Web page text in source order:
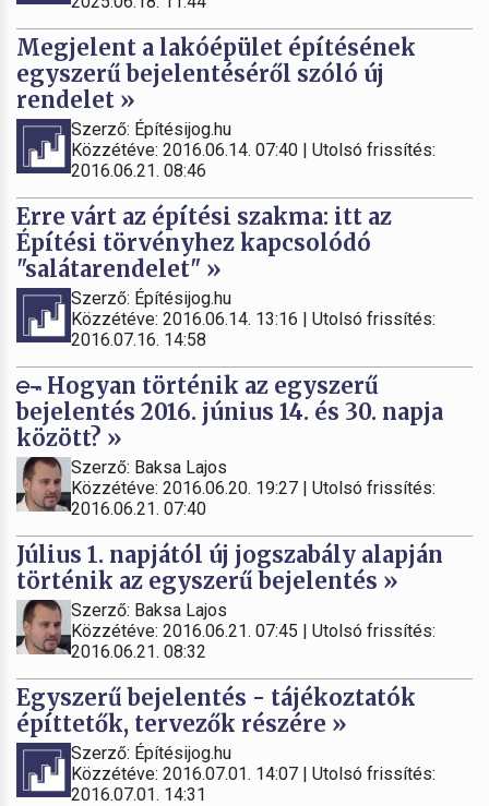
Megjelent a lakóépület építésének
egyszerű bejelentéséről szóló új
rendelet »
Szerző: Építésijog.hu
Közzétéve: 2016.06.14. 07:40 | Utolsó frissítés:
2016.06.21. 08:46
Erre várt az építési szakma: itt az
Építési törvényhez kapcsolódó
"salátarendelet" »
Szerző: Építésijog.hu
Közzétéve: 2016.06.14. 13:16 | Utolsó frissítés:
2016.07.16. 14:58
Hogyan történik az egyszerű
bejelentés 2016. június 14. és 30. napja
között? »
Szerző: Baksa Lajos
Közzétéve: 2016.06.20. 19:27 | Utolsó frissítés:
2016.06.21. 07:40
Július 1. napjától új jogszabály alapján
történik az egyszerű bejelentés »
Szerző: Baksa Lajos
Közzétéve: 2016.06.21. 07:45 | Utolsó frissítés:
2016.06.21. 08:32
Egyszerű bejelentés - tájékoztatók
építtetők, tervezők részére »
Szerző: Építésijog.hu
Közzétéve: 2016.07.01. 14:07 | Utolsó frissítés:
2016.07.01. 14:31